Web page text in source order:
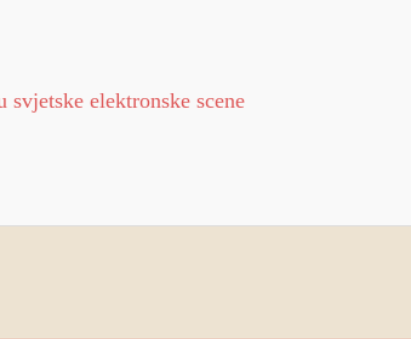
elektronske scene